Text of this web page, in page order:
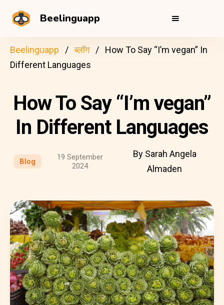
Beelinguapp
Beelinguapp ब्लॉग
How To Say “I’m vegan” In
Different Languages
How To Say “I’m vegan”
In Different Languages
Blog
19 September
2024
By Sarah Angela
Almaden